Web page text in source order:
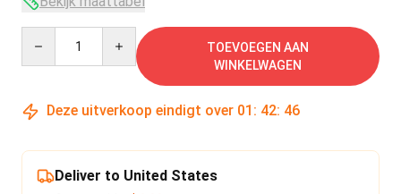
TOEVOEGEN AAN
WINKELWAGEN
Deze uitverkoop eindigt over 01 : 42: 45
Deliver to United States